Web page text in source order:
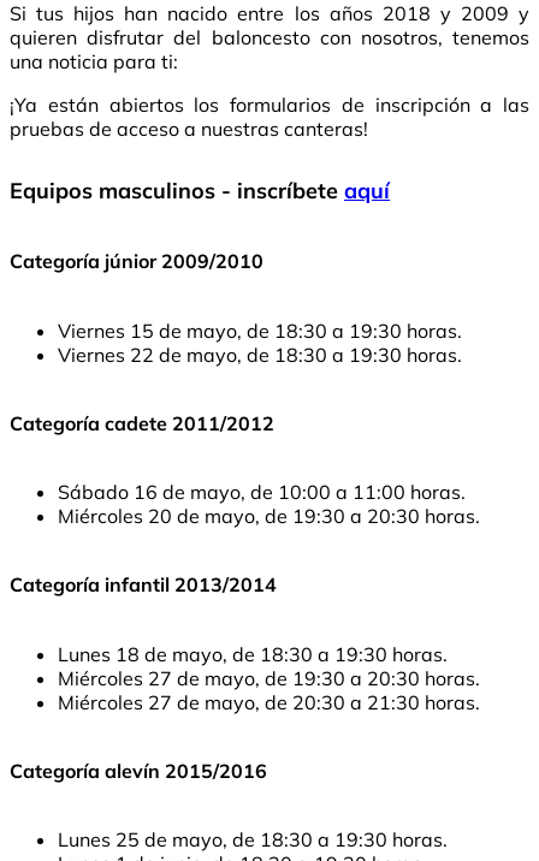
Si tus hijos han nacido entre los años 2018 y 2009 y
quieren disfrutar del baloncesto con nosotros, tenemos
una noticia para ti:
¡Ya están abiertos los formularios de inscripción a las
pruebas de acceso a nuestras canteras!
Equipos masculinos - inscríbete aquí
Categoría júnior 2009/2010
Viernes 15 de mayo, de 18:30 a 19:30 horas.
Viernes 22 de mayo, de 18:30 a 19:30 horas.
Categoría cadete 2011/2012
Sábado 16 de mayo, de 10:00 a 11:00 horas.
Miércoles 20 de mayo, de 19:30 a 20:30 horas.
Categoría infantil 2013/2014
Lunes 18 de mayo, de 18:30 a 19:30 horas.
Miércoles 27 de mayo, de 19:30 a 20:30 horas.
Miércoles 27 de mayo, de 20:30 a 21:30 horas.
Categoría alevín 2015/2016
Lunes 25 de mayo, de 18:30 a 19:30 horas.